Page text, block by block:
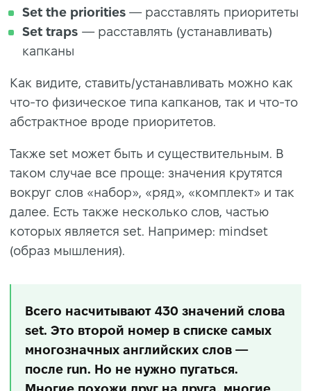
Set the priorities — расставлять приоритеты
Set traps — расставлять (устанавливать)
капканы
Как видите, ставить/устанавливать можно как
что-то физическое типа капканов, так и что-то
абстрактное вроде приоритетов.
Также set может быть и существительным. В
таком случае все проще: значения крутятся
вокруг слов «набор», «ряд», «комплект» и так
далее. Есть также несколько слов, частью
которых является set. Например: mindset
(образ мышления).
Всего насчитывают 430 значений слова
set. Это второй номер в списке самых
многозначных английских слов —
после run. Но не нужно пугаться.